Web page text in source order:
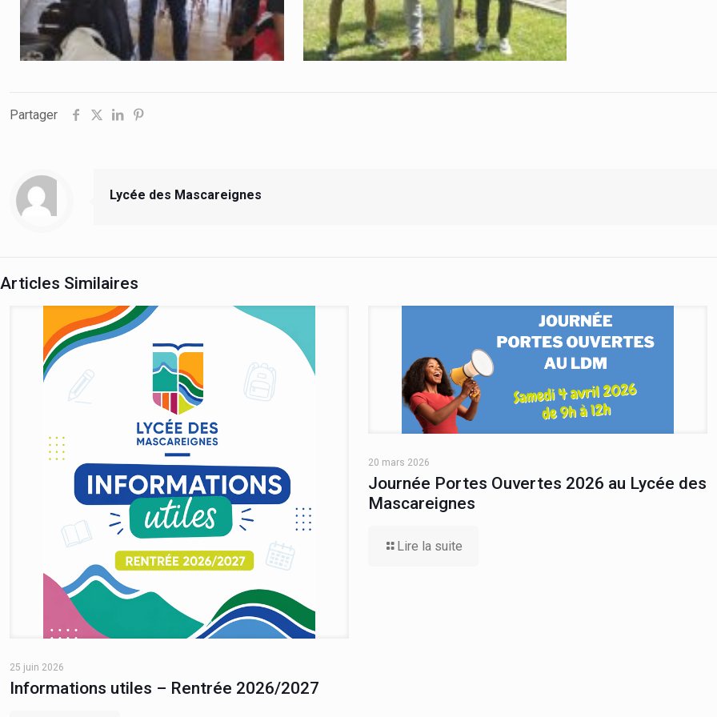
Partager
Lycée des Mascareignes
Articles Similaires
25 juin 2026
Informations utiles – Rentrée 2026/2027
20 mars 2026
Journée Portes Ouvertes 2026 au Lycée des
Mascareignes
Lire la suite